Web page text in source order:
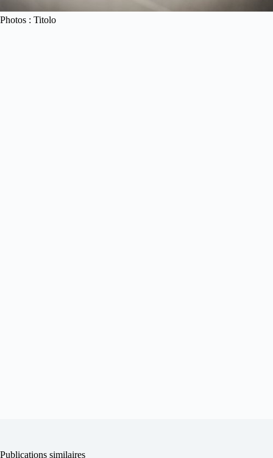
Photos : Titolo
Publications similaires